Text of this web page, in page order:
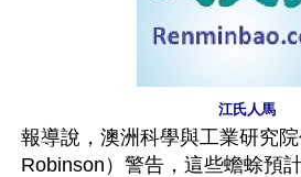
江氏人馬
報導說，澳洲科學與工業研究
Robinson）警告，這些蟾蜍預